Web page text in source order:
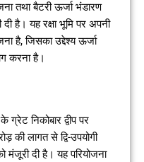
तथा बैटरी ऊर्जा भंडारण
है। यह रक्षा भूमि पर अपनी
है, जिसका उद्देश्य ऊर्जा
करना है।
निकोबार द्वीप पर
की लागत से द्वि-उपयोगी
मंजूरी दी है। यह परियोजना